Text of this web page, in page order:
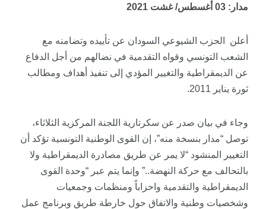
مدار: 03 أغسطس/ غشت 2021
أعلن الحزب الشيوعي السودان عن تأييده وتضامنه مع
الشعب التونسي وقواه التقدمية في نضالهم من أجل الدفاع
عن الديمقراطية والتغيير المؤدي إلى تنفيذ أهداف ومطالب
ثورة يناير 2011.
وجاء في بيان صدر عن سكرتارية اللجنة المركزية الثلاثاء،
توصل “مدار بنسخة منه”، إن القوى الوطنية التونسية تؤكد أن
التغيير المنشود “لا يمر عن طريق مصادرة الديمقراطية ولا
بالتحالف مع حركة النهضة..” وإنما يتم عبر “وحدة القوى
الديمقراطية والتقدمية واحزاباً ومنظمات وجمعيات
وشخصيات وطنية والاتفاق حول خارطة طريق وبرنامج عمل